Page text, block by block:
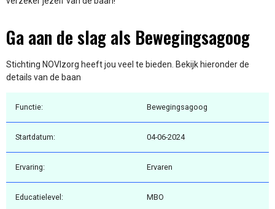
Ga aan de slag als Bewegingsagoog
Stichting NOVIzorg heeft jou veel te bieden. Bekijk hieronder de
details van de baan
Functie: Bewegingsagoog
Startdatum: 04-06-2024
Ervaring: Ervaren
Educatielevel: MBO